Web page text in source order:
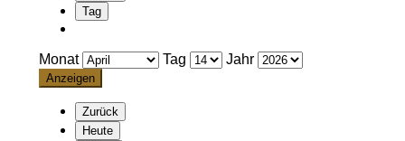
Tag
Monat Tag Jahr
Zurück
Heute